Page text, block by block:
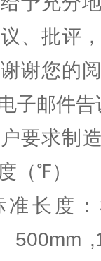
、批评
谢您的
子邮件
要求制
（℉）
长度：
500mm